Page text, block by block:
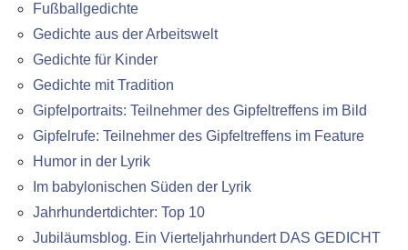
Fußballgedichte
Gedichte aus der Arbeitswelt
Gedichte für Kinder
Gedichte mit Tradition
Gipfelportraits: Teilnehmer des Gipfeltreffens im Bild
Gipfelrufe: Teilnehmer des Gipfeltreffens im Feature
Humor in der Lyrik
Im babylonischen Süden der Lyrik
Jahrhundertdichter: Top 10
Jubiläumsblog. Ein Vierteljahrhundert DAS GEDICHT